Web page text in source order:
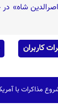
شاه»
کاربران
مذاکرات با